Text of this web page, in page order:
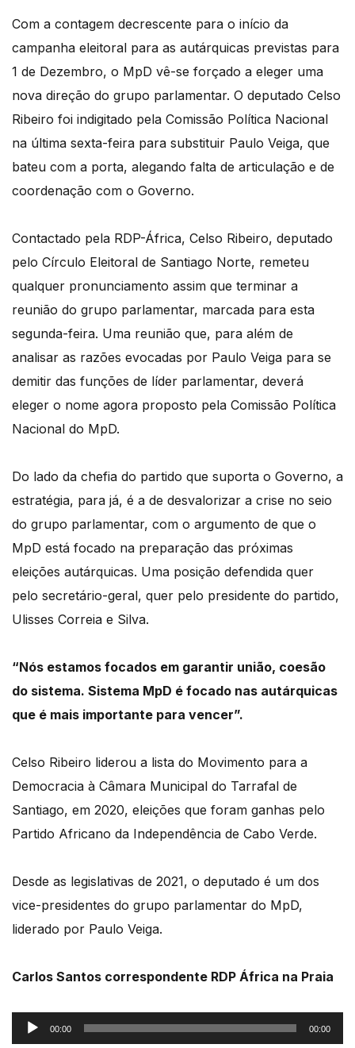
Com a contagem decrescente para o início da
campanha eleitoral para as autárquicas previstas para
1 de Dezembro, o MpD vê-se forçado a eleger uma
nova direção do grupo parlamentar. O deputado Celso
Ribeiro foi indigitado pela Comissão Política Nacional
na última sexta-feira para substituir Paulo Veiga, que
bateu com a porta, alegando falta de articulação e de
coordenação com o Governo.
Contactado pela RDP-África, Celso Ribeiro, deputado
pelo Círculo Eleitoral de Santiago Norte, remeteu
qualquer pronunciamento assim que terminar a
reunião do grupo parlamentar, marcada para esta
segunda-feira. Uma reunião que, para além de
analisar as razões evocadas por Paulo Veiga para se
demitir das funções de líder parlamentar, deverá
eleger o nome agora proposto pela Comissão Política
Nacional do MpD.
Do lado da chefia do partido que suporta o Governo, a
estratégia, para já, é a de desvalorizar a crise no seio
do grupo parlamentar, com o argumento de que o
MpD está focado na preparação das próximas
eleições autárquicas. Uma posição defendida quer
pelo secretário-geral, quer pelo presidente do partido,
Ulisses Correia e Silva.
“Nós estamos focados em garantir união, coesão
do sistema. Sistema MpD é focado nas autárquicas
que é mais importante para vencer”.
Celso Ribeiro liderou a lista do Movimento para a
Democracia à Câmara Municipal do Tarrafal de
Santiago, em 2020, eleições que foram ganhas pelo
Partido Africano da Independência de Cabo Verde.
Desde as legislativas de 2021, o deputado é um dos
vice-presidentes do grupo parlamentar do MpD,
liderado por Paulo Veiga.
Carlos Santos correspondente RDP África na Praia
Reprodutor
00:00 00:00